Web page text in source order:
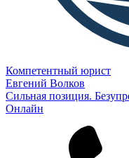
Компетентный юрист
Евгений Волков
Сильная позиция.
Онлайн